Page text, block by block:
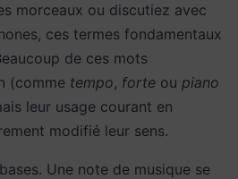
morceaux ou discutiez avec
ces termes fondamentaux
de ces mots
(comme tempo, forte ou piano
leur usage courant en
modifié leur sens.
Une note de musique se